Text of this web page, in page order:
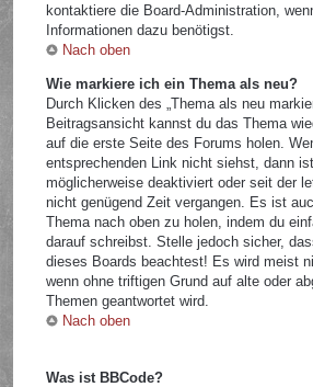
kontaktiere die Board-Administration,
Informationen dazu benötigst.
Nach oben
Wie markiere ich ein Thema als neu?
Durch Klicken des „Thema als neu
Beitragsansicht kannst du das Thema
auf die erste Seite des Forums holen.
entsprechenden Link nicht siehst, dann
möglicherweise deaktiviert oder seit der
nicht genügend Zeit vergangen. Es ist
Thema nach oben zu holen, indem du
darauf schreibst. Stelle jedoch sicher,
dieses Boards beachtest! Es wird meist
wenn ohne triftigen Grund auf alte oder
Themen geantwortet wird.
Nach oben
Was ist BBCode?